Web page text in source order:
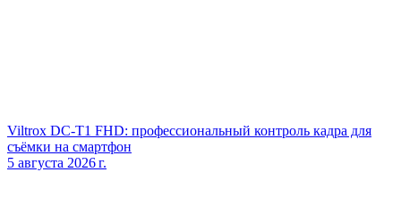
Viltrox DC‑T1 FHD: профессиональный контроль кадра для
съёмки на смартфон
5 августа 2026 г.